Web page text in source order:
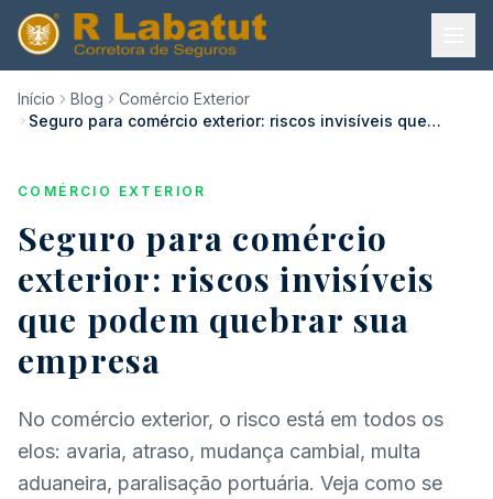
Início Blog
Comércio Exterior
Seguro para comércio exterior: riscos invisíveis que
COMÉRCIO EXTERIOR
Seguro para comércio
exterior: riscos invisíveis
que podem quebrar sua
empresa
No comércio exterior, o risco está em todos os
elos: avaria, atraso, mudança cambial, multa
aduaneira, paralisação portuária. Veja como se